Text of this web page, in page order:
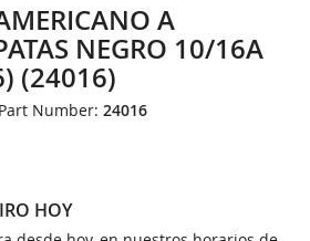
A
NEGRO 10/16A
(24016)
Number:24016
HOY